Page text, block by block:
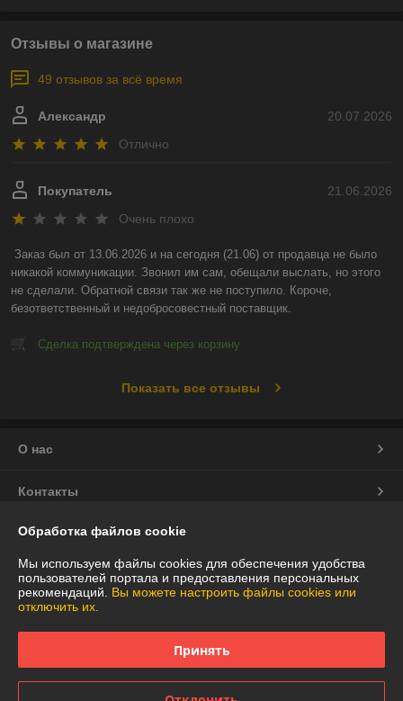
Отзывы о магазине
49 отзывов за всё время
20.07.2026
Александр
Отлично
21.06.2026
Покупатель
Очень плохо
Заказ был от 13.06.2026 и на сегодня (21.06) от продавца не было
никакой коммуникации. Звонил им сам, обещали выслать, но этого
не сделали. Обратной связи так же не поступило. Короче,
безответственный и недобросовестный поставщик.
Сделка подтверждена через корзину
Показать все отзывы
О нас
Контакты
Доставка и оплата
График работы
Политика обработки cookies
Обработка файлов cookie
Мы используем файлы cookies для обеспечения удобства
пользователей портала и предоставления персональных
рекомендаций. Вы можете настроить файлы cookies или
отключить их.
Принять